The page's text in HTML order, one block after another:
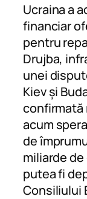
Ucraina a
financiar
pentru
Drujba,
unei
Kiev și
confirmată
acum
de
miliarde
putea fi
Consiliului